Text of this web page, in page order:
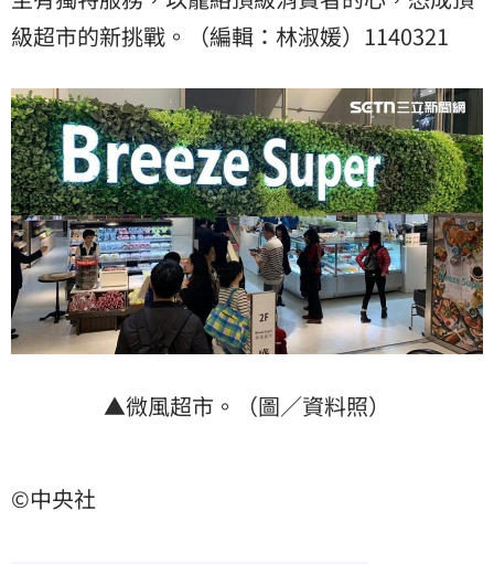
級超市的新挑戰。（編輯：林淑媛）1140321
▲微風超市。（圖／資料照）
©中央社